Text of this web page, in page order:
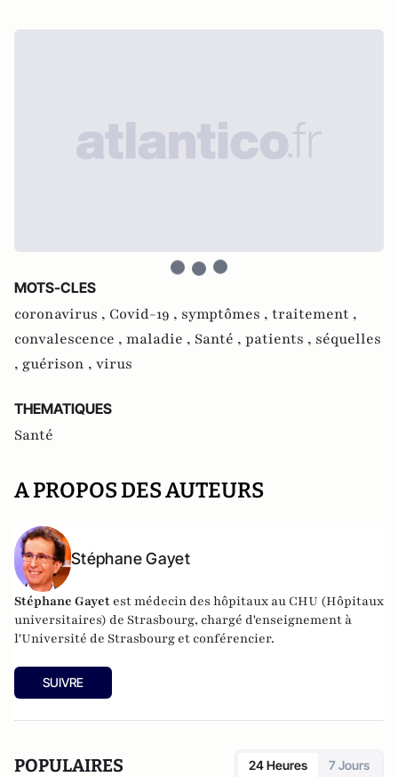
MOTS-CLES
coronavirus , Covid-19 , symptômes , traitement ,
convalescence , maladie , Santé , patients , séquelles
, guérison , virus
THEMATIQUES
Santé
A PROPOS DES AUTEURS
Stéphane Gayet
Stéphane Gayet est médecin des hôpitaux au CHU (Hôpitaux
universitaires) de Strasbourg, chargé d'enseignement à
l'Université de Strasbourg et conférencier.
SUIVRE
POPULAIRES 24 Heures 7 Jours